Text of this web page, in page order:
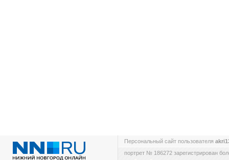
Персональный сайт пользователя
портрет № 186272 зарегистрирован